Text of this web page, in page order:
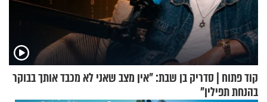
קוד פתוח | סדריק בן שבת: "אין מצב שאני לא מכבד אותך בבוקר
בהנחת תפילין"